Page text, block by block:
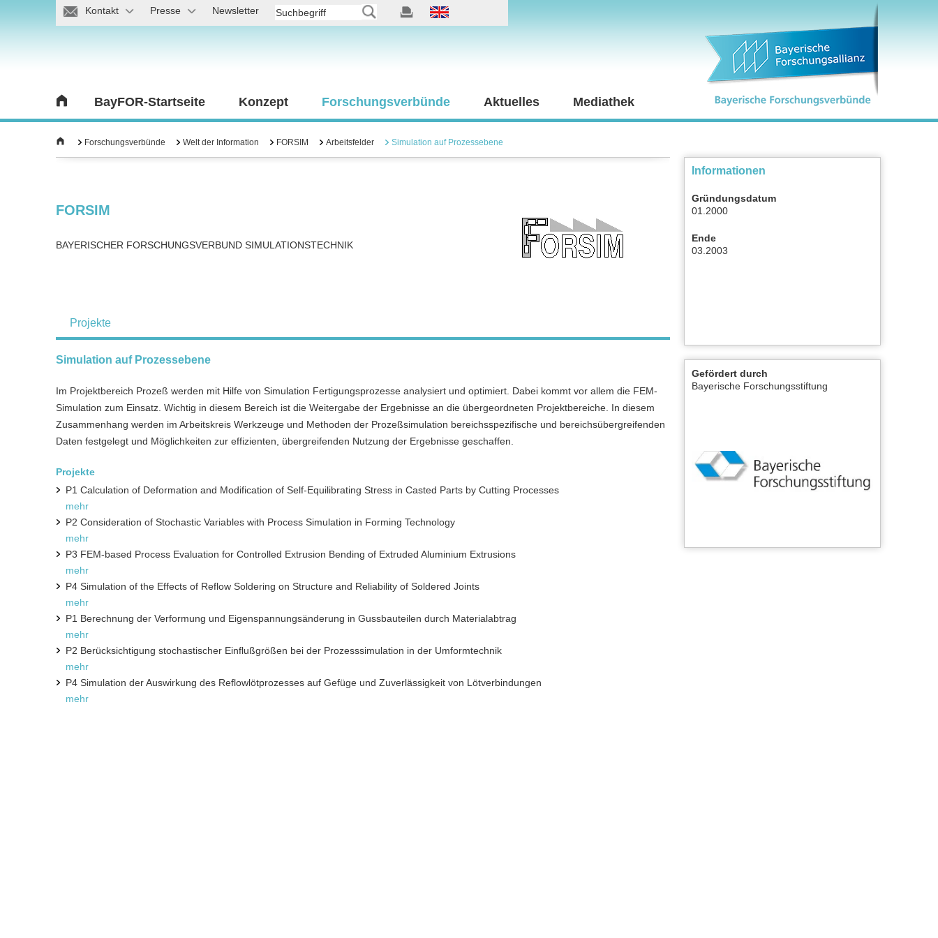
Kontakt Presse Newsletter
BayFOR-Startseite Konzept Forschungsverbünde Aktuelles Mediathek
Forschungsverbünde Welt der Information FORSIM Arbeitsfelder Simulation auf Prozessebene
FORSIM
BAYERISCHER FORSCHUNGSVERBUND SIMULATIONSTECHNIK
Projekte
Simulation auf Prozessebene
Im Projektbereich Prozeß werden mit Hilfe von Simulation Fertigungsprozesse analysiert und optimiert. Dabei kommt vor allem die FEM-
Simulation zum Einsatz. Wichtig in diesem Bereich ist die Weitergabe der Ergebnisse an die übergeordneten Projektbereiche. In diesem
Zusammenhang werden im Arbeitskreis Werkzeuge und Methoden der Prozeßsimulation bereichsspezifische und bereichsübergreifenden
Daten festgelegt und Möglichkeiten zur effizienten, übergreifenden Nutzung der Ergebnisse geschaffen.
Projekte
P1 Calculation of Deformation and Modification of Self-Equilibrating Stress in Casted Parts by Cutting Processes
mehr
P2 Consideration of Stochastic Variables with Process Simulation in Forming Technology
mehr
P3 FEM-based Process Evaluation for Controlled Extrusion Bending of Extruded Aluminium Extrusions
mehr
P4 Simulation of the Effects of Reflow Soldering on Structure and Reliability of Soldered Joints
mehr
P1 Berechnung der Verformung und Eigenspannungsänderung in Gussbauteilen durch Materialabtrag
mehr
P2 Berücksichtigung stochastischer Einflußgrößen bei der Prozesssimulation in der Umformtechnik
mehr
P4 Simulation der Auswirkung des Reflowlötprozesses auf Gefüge und Zuverlässigkeit von Lötverbindungen
mehr
Informationen
Gründungsdatum
01.2000
Ende
03.2003
Gefördert durch
Bayerische Forschungsstiftung